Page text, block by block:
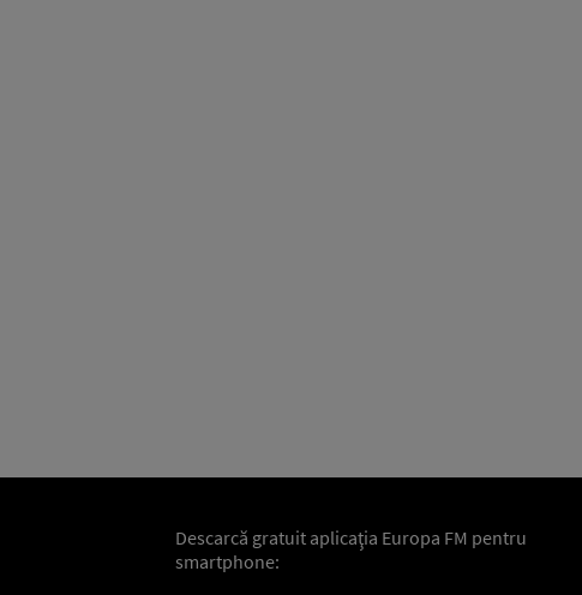
Descarcă gratuit aplicaţia Europa FM pentru
smartphone: